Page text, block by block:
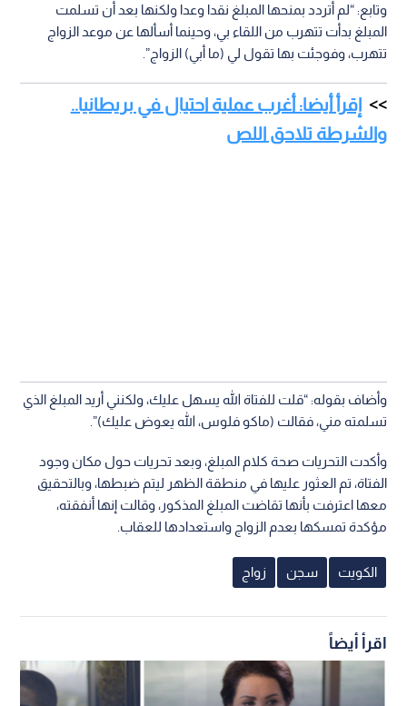
وتابع: “لم أتردد بمنحها المبلغ نقدا وعدا ولكنها بعد أن تسلمت
المبلغ بدأت تتهرب من اللقاء بي، وحينما أسألها عن موعد الزواج
تتهرب، وفوجئت بها تقول لي (ما أبي) الزواج”.
إقرأ أيضا: أغرب عملية احتيال في بريطانيا..
والشرطة تلاحق اللص
وأضاف بقوله: “قلت للفتاة الله يسهل عليك، ولكنني أريد المبلغ الذي
تسلمته مني، فقالت (ماكو فلوس، الله يعوض عليك)”.
وأكدت التحريات صحة كلام المبلغ، وبعد تحريات حول مكان وجود
الفتاة، تم العثور عليها في منطقة الظهر ليتم ضبطها، وبالتحقيق
معها اعترفت بأنها تقاضت المبلغ المذكور، وقالت إنها أنفقته،
مؤكدة تمسكها بعدم الزواج واستعدادها للعقاب.
الكويت سجن زواج
اقرأ أيضاً